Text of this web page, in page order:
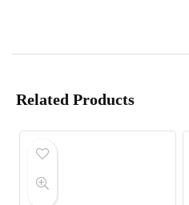
Related Products